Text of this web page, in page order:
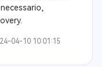
04-10 10:01:15